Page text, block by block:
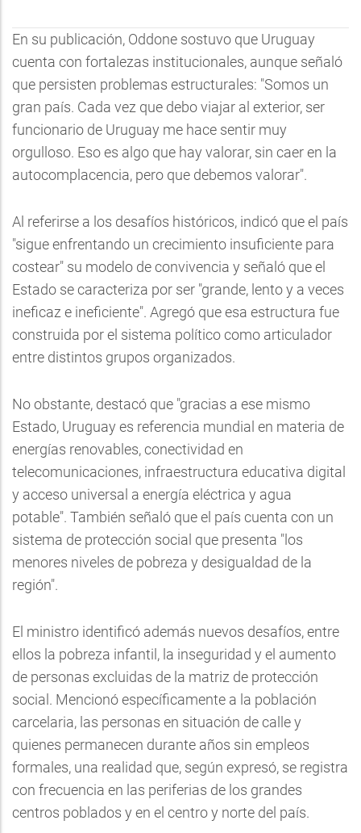
En su publicación, Oddone sostuvo que Uruguay
cuenta con fortalezas institucionales, aunque señaló
que persisten problemas estructurales: "Somos un
gran país. Cada vez que debo viajar al exterior, ser
funcionario de Uruguay me hace sentir muy
orgulloso. Eso es algo que hay valorar, sin caer en la
autocomplacencia, pero que debemos valorar".
Al referirse a los desafíos históricos, indicó que el país
"sigue enfrentando un crecimiento insuficiente para
costear" su modelo de convivencia y señaló que el
Estado se caracteriza por ser "grande, lento y a veces
ineficaz e ineficiente". Agregó que esa estructura fue
construida por el sistema político como articulador
entre distintos grupos organizados.
No obstante, destacó que "gracias a ese mismo
Estado, Uruguay es referencia mundial en materia de
energías renovables, conectividad en
telecomunicaciones, infraestructura educativa digital
y acceso universal a energía eléctrica y agua
potable". También señaló que el país cuenta con un
sistema de protección social que presenta "los
menores niveles de pobreza y desigualdad de la
región".
El ministro identificó además nuevos desafíos, entre
ellos la pobreza infantil, la inseguridad y el aumento
de personas excluidas de la matriz de protección
social. Mencionó específicamente a la población
carcelaria, las personas en situación de calle y
quienes permanecen durante años sin empleos
formales, una realidad que, según expresó, se registra
con frecuencia en las periferias de los grandes
centros poblados y en el centro y norte del país.